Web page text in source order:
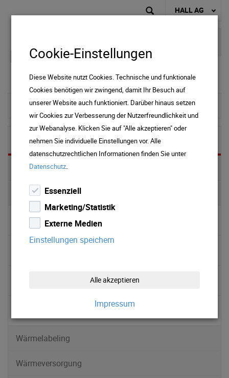
HALL AG
zur Startseite
Wärme
Preise & Downloads
Wärme aus Biomasse
▹ Vergleich
Wärmelabeling
Wärmeversorgung
Cookie-Einstellungen
Diese Website nutzt Cookies. Technische und funktionale
Cookies benötigen wir zwingend, damit Ihr Besuch auf
unserer Website auch funktioniert. Darüber hinaus setzen
wir Cookies zur Verbesserung der Nutzerfreundlichkeit und
zur Webanalyse. Klicken Sie auf "Alle akzeptieren" oder
nehmen Sie individuelle Einstellungen vor. Alle
datenschutzrechtlichen Informationen finden Sie unter
Datenschutz.
Essenziell
Marketing/Statistik
Externe Medien
Einstellungen speichern
Alle akzeptieren
Impressum